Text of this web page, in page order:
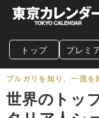
トップ プレミ
ブルガリを知り、一流
世界のトッ